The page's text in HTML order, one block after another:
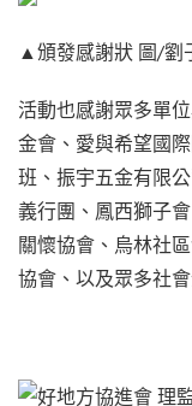
▲頒發感謝狀 圖/劉
活動也感謝眾多單
金會、愛與希望國
班、振宇五金有限
義行團、鳳西獅子
關懷協會、烏林社
協會、以及眾多社